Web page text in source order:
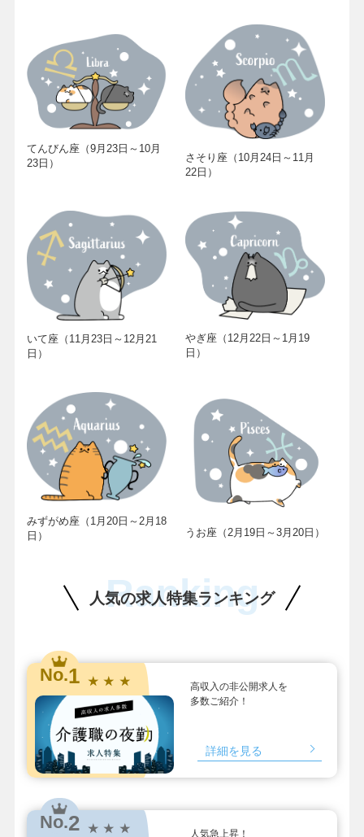
てんびん座（9月23日～10月
23日）
さそり座（10月24日～11月
22日）
いて座（11月23日～12月21
日）
やぎ座（12月22日～1月19
日）
みずがめ座（1月20日～2月18
日）
うお座（2月19日～3月20日）
人気の求人特集ランキング
Ranking
No.1 ★ ★ ★
高収入の非公開求人を
多数ご紹介！
詳細を見る
No.2 ★ ★ ★
人気急上昇！